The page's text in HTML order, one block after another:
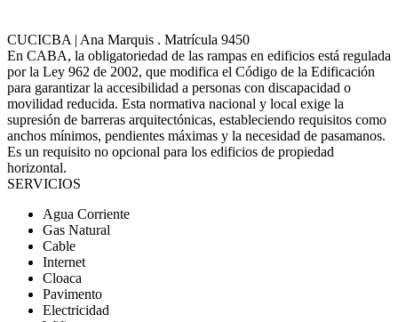
CUCICBA | Ana Marquis . Matrícula 9450
En CABA, la obligatoriedad de las rampas en edificios está regulada
por la Ley 962 de 2002, que modifica el Código de la Edificación
para garantizar la accesibilidad a personas con discapacidad o
movilidad reducida. Esta normativa nacional y local exige la
supresión de barreras arquitectónicas, estableciendo requisitos como
anchos mínimos, pendientes máximas y la necesidad de pasamanos.
Es un requisito no opcional para los edificios de propiedad
horizontal.
SERVICIOS
Agua Corriente
Gas Natural
Cable
Internet
Cloaca
Pavimento
Electricidad